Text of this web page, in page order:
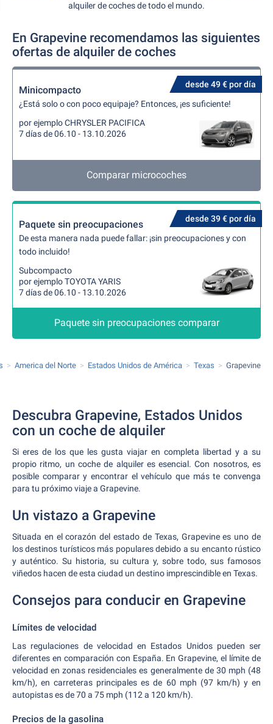
alquiler de coches de todo el mundo.
En Grapevine recomendamos las siguientes
ofertas de alquiler de coches
desde 49 € por día
Minicompacto
¿Está solo o con poco equipaje? Entonces, ¡es suficiente!
por ejemplo CHRYSLER PACIFICA
7 días de 06.10 - 13.10.2026
Comparar microcoches
desde 39 € por día
Paquete sin preocupaciones
De esta manera nada puede fallar: ¡sin preocupaciones y con
todo incluido!
Subcompacto
por ejemplo TOYOTA YARIS
7 días de 06.10 - 13.10.2026
Paquete sin preocupaciones comparar
America del Norte Estados Unidos de América Texas Grapevine
Descubra Grapevine, Estados Unidos
con un coche de alquiler
Si eres de los que les gusta viajar en completa libertad y a su
propio ritmo, un coche de alquiler es esencial. Con nosotros, es
posible comparar y encontrar el vehículo que más te convenga
para tu próximo viaje a Grapevine.
Un vistazo a Grapevine
Situada en el corazón del estado de Texas, Grapevine es uno de
los destinos turísticos más populares debido a su encanto rústico
y auténtico. Su historia, su cultura y, sobre todo, sus famosos
viñedos hacen de esta ciudad un destino imprescindible en Texas.
Consejos para conducir en Grapevine
Límites de velocidad
Las regulaciones de velocidad en Estados Unidos pueden ser
diferentes en comparación con España. En Grapevine, el límite de
velocidad en zonas residenciales es generalmente de 30 mph (48
km/h), en carreteras principales es de 60 mph (97 km/h) y en
autopistas es de 70 a 75 mph (112 a 120 km/h).
Precios de la gasolina